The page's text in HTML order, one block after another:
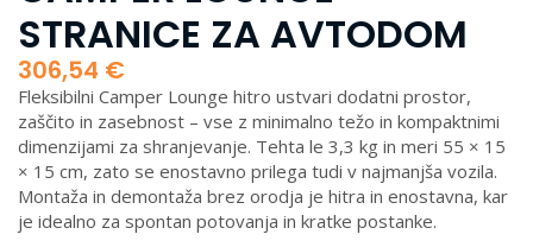
STRANICE ZA AVTODOM
306,54 €
Fleksibilni Camper Lounge hitro ustvari dodatni prostor,
zaščito in zasebnost – vse z minimalno težo in kompaktnimi
dimenzijami za shranjevanje. Tehta le 3,3 kg in meri 55 × 15
× 15 cm, zato se enostavno prilega tudi v najmanjša vozila.
Montaža in demontaža brez orodja je hitra in enostavna, kar
je idealno za spontan potovanja in kratke postanke.